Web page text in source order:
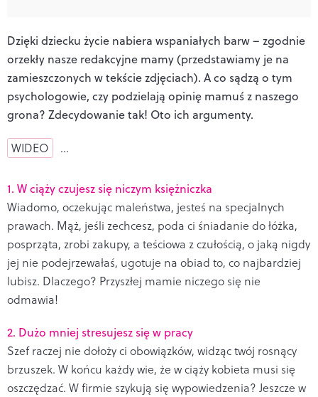
Dzięki dziecku życie nabiera wspaniałych barw – zgodnie
orzekły nasze redakcyjne mamy (przedstawiamy je na
zamieszczonych w tekście zdjęciach). A co sądzą o tym
psychologowie, czy podzielają opinię mamuś z naszego
grona? Zdecydowanie tak! Oto ich argumenty.
WIDEO …
1. W ciąży czujesz się niczym księżniczka
Wiadomo, oczekując maleństwa, jesteś na specjalnych
prawach. Mąż, jeśli zechcesz, poda ci śniadanie do łóżka,
posprząta, zrobi zakupy, a teściowa z czułością, o jaką nigdy
jej nie podejrzewałaś, ugotuje na obiad to, co najbardziej
lubisz. Dlaczego? Przyszłej mamie niczego się nie
odmawia!
2. Dużo mniej stresujesz się w pracy
Szef raczej nie dołoży ci obowiązków, widząc twój rosnący
brzuszek. W końcu każdy wie, że w ciąży kobieta musi się
oszczędzać. W firmie szykują się wypowiedzenia? Jeszcze w